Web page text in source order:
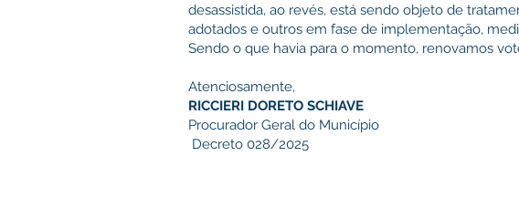
desassistida, ao revés, está sendo objeto de
adotados e outros em fase de implementação,
Sendo o que havia para o momento, renovamos
Atenciosamente,
RICCIERI DORETO SCHIAVE
Procurador Geral do Município
Decreto 028/2025